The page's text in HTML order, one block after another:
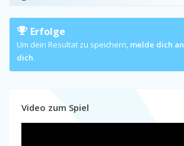
Erfolge
Um dein Resultat zu speichern, melde dich an
dich.
Video zum Spiel